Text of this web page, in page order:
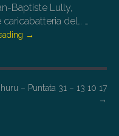
Baptiste Lully,
caricabatteria del… …
→
– Puntata 31 – 13 10 17
→